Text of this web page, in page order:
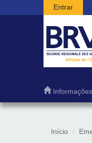
Passar para o conteúdo
Entrar
Informações
Início